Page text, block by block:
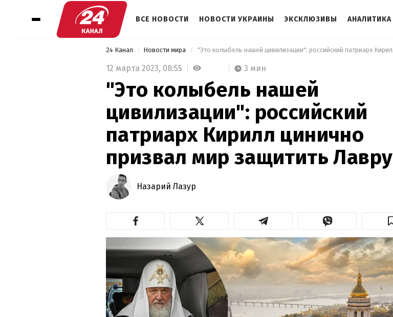
ВСЕ НОВОСТИ НОВОСТИ УКРАИНЫ ЭКСКЛЮЗИВЫ АНАЛИТИКА
24 Канал Новости мира
12 марта 2023, 08:55 3 мин
"Это колыбель нашей
цивилизации": российский
патриарх Кирилл цинично
призвал мир защитить Лавру
Назарий Лазур